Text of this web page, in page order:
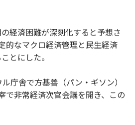
経済困難が深刻化すると予想さ
的なマクロ経済管理と民生経済
とにした。
庁舎で方基善（パン・ギソン）
で非常経済次官会議を開き、この